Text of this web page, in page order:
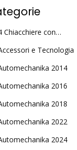
Chiacchiere con…
e Tecnologia
2014
2016
2018
2022
2024